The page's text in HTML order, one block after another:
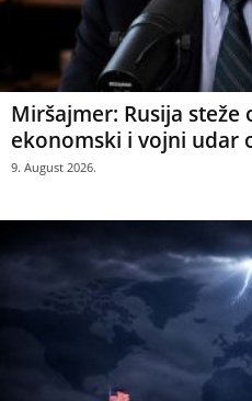
Miršajmer: Rusija
ekonomski i vojni udar
9. August 2026.